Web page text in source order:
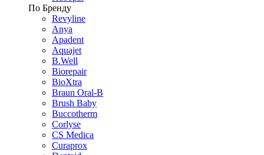
По Бренду
Revyline
Anya
Apadent
Aquajet
B.Well
Biorepair
BioXtra
Braun Oral-B
Brush Baby
Buccotherm
Corlyse
CS Medica
Curaprox